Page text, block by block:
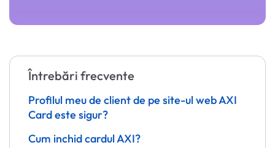
Întrebări frecvente
Profilul meu de client de pe site-ul web AXI
Card este sigur?
Cum inchid cardul AXI?